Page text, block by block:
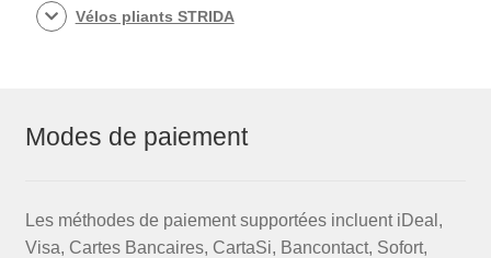
Vélos pliants STRIDA
Modes de paiement
Les méthodes de paiement supportées incluent iDeal,
Visa, Cartes Bancaires, CartaSi, Bancontact, Sofort,